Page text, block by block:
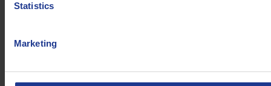
Statistics
Marketing